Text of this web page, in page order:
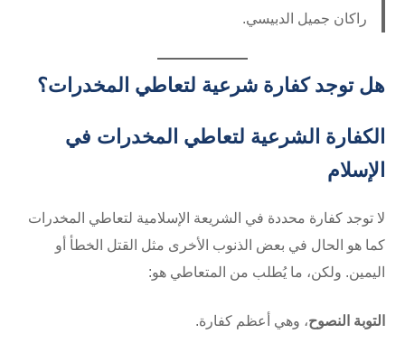
راكان جميل الدبيسي.
هل توجد كفارة شرعية لتعاطي المخدرات؟
الكفارة الشرعية لتعاطي المخدرات في
الإسلام
لا توجد كفارة محددة في الشريعة الإسلامية لتعاطي المخدرات
كما هو الحال في بعض الذنوب الأخرى مثل القتل الخطأ أو
اليمين. ولكن، ما يُطلب من المتعاطي هو:
التوبة النصوح، وهي أعظم كفارة.